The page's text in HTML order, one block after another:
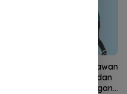
Niat Mundur Kerja, Karyawan
Koperasi Disiksa 5 Jam dan
Dipaksa Masturbasi dengan